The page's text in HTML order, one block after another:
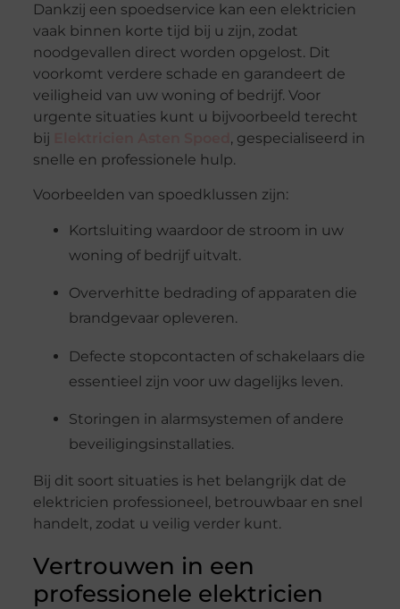
Dankzij een spoedservice kan een elektricien
vaak binnen korte tijd bij u zijn, zodat
noodgevallen direct worden opgelost. Dit
voorkomt verdere schade en garandeert de
veiligheid van uw woning of bedrijf. Voor
urgente situaties kunt u bijvoorbeeld terecht
bij
, gespecialiseerd in
snelle en professionele hulp.
Voorbeelden van spoedklussen zijn:
Kortsluiting waardoor de stroom in uw
woning of bedrijf uitvalt.
Oververhitte bedrading of apparaten die
brandgevaar opleveren.
Defecte stopcontacten of schakelaars die
essentieel zijn voor uw dagelijks leven.
Storingen in alarmsystemen of andere
beveiligingsinstallaties.
Bij dit soort situaties is het belangrijk dat de
elektricien professioneel, betrouwbaar en snel
handelt, zodat u veilig verder kunt.
Vertrouwen in een
professionele elektricien